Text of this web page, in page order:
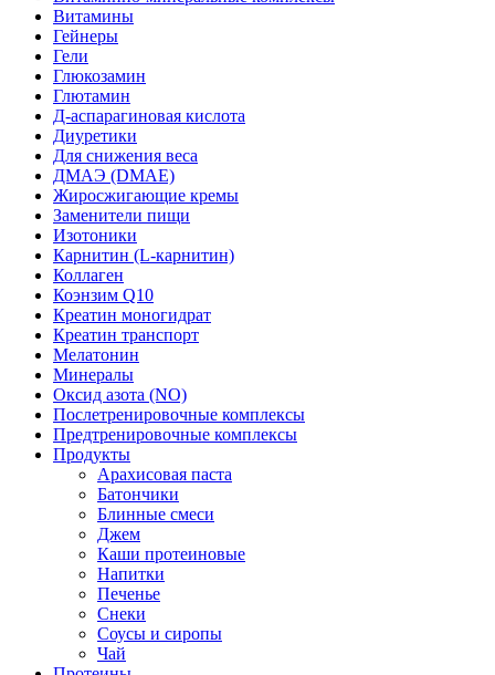
Витамины
Гейнеры
Гели
Глюкозамин
Глютамин
Д-аспарагиновая кислота
Диуретики
Для снижения веса
ДМАЭ (DMAE)
Жиросжигающие кремы
Заменители пищи
Изотоники
Карнитин (L-карнитин)
Коллаген
Коэнзим Q10
Креатин моногидрат
Креатин транспорт
Мелатонин
Минералы
Оксид азота (NO)
Послетренировочные комплексы
Предтренировочные комплексы
Продукты
Арахисовая паста
Батончики
Блинные смеси
Джем
Каши протеиновые
Напитки
Печенье
Снеки
Соусы и сиропы
Чай